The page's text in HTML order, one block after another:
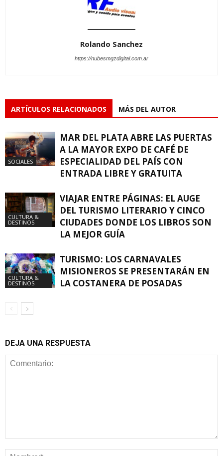
Rolando Sanchez
https://nubesmgzdigital.com.ar
ARTÍCULOS RELACIONADOS MÁS DEL AUTOR
SOCIALES
MAR DEL PLATA ABRE LAS PUERTAS
A LA MAYOR EXPO DE CAFÉ DE
ESPECIALIDAD DEL PAÍS CON
ENTRADA LIBRE Y GRATUITA
CULTURA &
DESTINOS
VIAJAR ENTRE PÁGINAS: EL AUGE
DEL TURISMO LITERARIO Y CINCO
CIUDADES DONDE LOS LIBROS SON
LA MEJOR GUÍA
CULTURA &
DESTINOS
TURISMO: LOS CARNAVALES
MISIONEROS SE PRESENTARÁN EN
LA COSTANERA DE POSADAS
DEJA UNA RESPUESTA